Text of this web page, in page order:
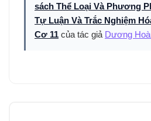
sách Thể Loại Và Phương
Tự Luận Và Trắc Nghiệm
Cơ 11 của tác giả Dương